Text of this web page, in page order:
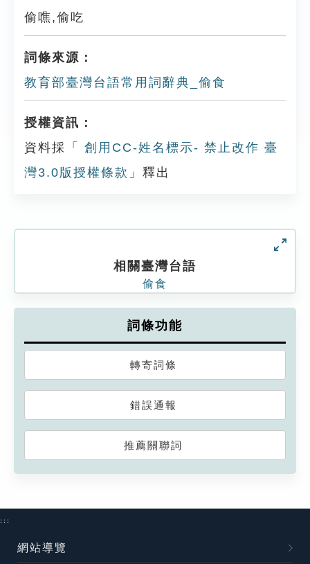
偷噍,偷吃
詞條來源：
教育部臺灣台語常用詞辭典_偷食
授權資訊：
資料採「
創用CC-姓名標示- 禁止改作 臺
灣3.0版授權條款 」釋出
相關臺灣台語
偷食
詞條功能
轉寄詞條
錯誤通報
推薦關聯詞
:::
網站導覽